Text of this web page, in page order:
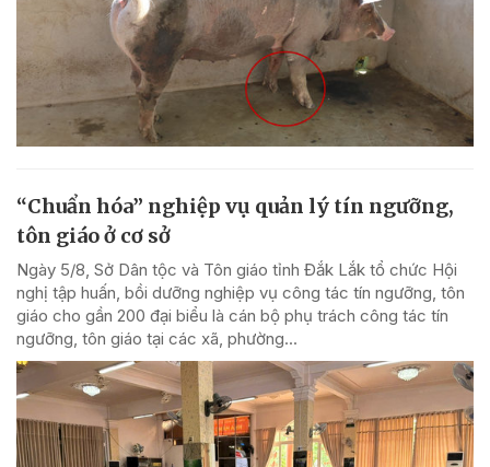
“Chuẩn hóa” nghiệp vụ quản lý tín ngưỡng,
tôn giáo ở cơ sở
Ngày 5/8, Sở Dân tộc và Tôn giáo tỉnh Đắk Lắk tổ chức Hội
nghị tập huấn, bồi dưỡng nghiệp vụ công tác tín ngưỡng, tôn
giáo cho gần 200 đại biểu là cán bộ phụ trách công tác tín
ngưỡng, tôn giáo tại các xã, phường...